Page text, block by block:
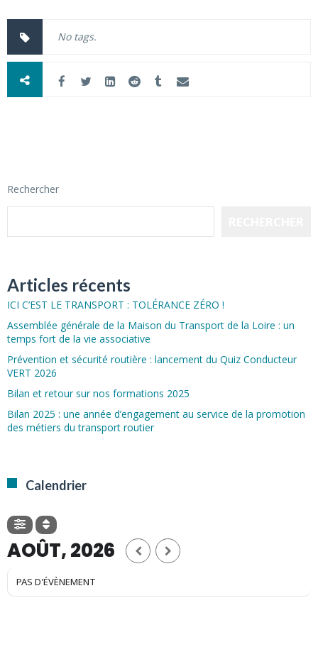
No tags.
Rechercher
Articles récents
ICI C’EST LE TRANSPORT : TOLÉRANCE ZÉRO !
Assemblée générale de la Maison du Transport de la Loire : un
temps fort de la vie associative
Prévention et sécurité routière : lancement du Quiz Conducteur
VERT 2026
Bilan et retour sur nos formations 2025
Bilan 2025 : une année d’engagement au service de la promotion
des métiers du transport routier
Calendrier
AOÛT, 2026
PAS D'ÉVÈNEMENT